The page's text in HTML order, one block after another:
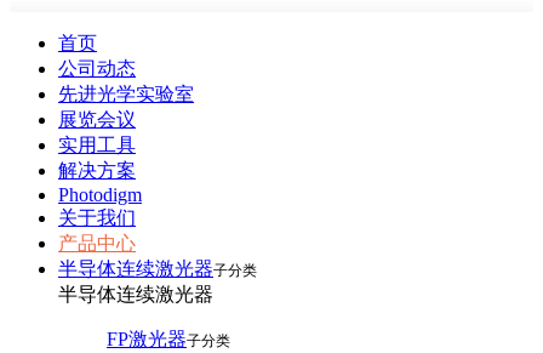
首页
公司动态
先进光学实验室
展览会议
实用工具
解决方案
Photodigm
关于我们
产品中心
半导体连续激光器子分类
半导体连续激光器
FP激光器子分类